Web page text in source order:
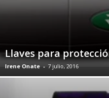
Llaves para
Irene Onate - 7 julio, 2016